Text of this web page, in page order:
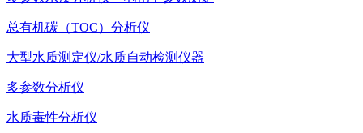
总有机碳（TOC）分析仪
大型水质测定仪/水质自动检测仪器
多参数分析仪
水质毒性分析仪